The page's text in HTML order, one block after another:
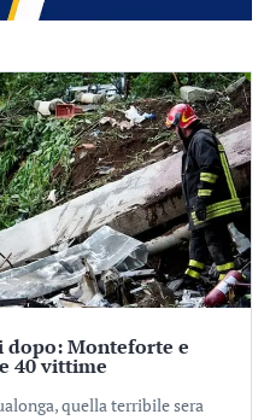
dopo: Monteforte e
40 vittime
quella terribile sera